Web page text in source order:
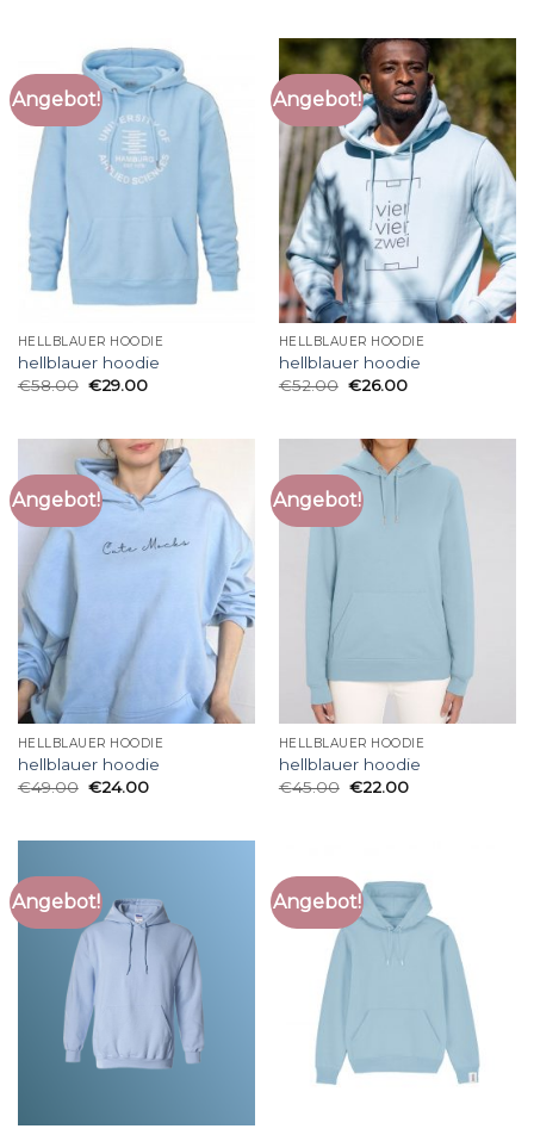
Angebot!
HELLBLAUER HOODIE
hellblauer hoodie
€58.00 €29.00
Angebot!
HELLBLAUER HOODIE
hellblauer hoodie
€52.00 €26.00
Angebot!
HELLBLAUER HOODIE
hellblauer hoodie
€49.00 €24.00
Angebot!
HELLBLAUER HOODIE
hellblauer hoodie
€45.00 €22.00
Angebot! Angebot!